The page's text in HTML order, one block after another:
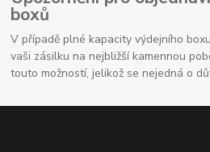
boxů
V případě plné kapacity výdejního
vaši zásilku na nejbližší kamennou
touto možností, jelikož se nejedná o